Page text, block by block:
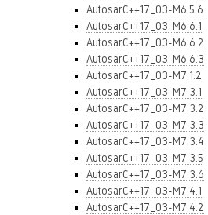
AutosarC++17_03-M6.5.6
AutosarC++17_03-M6.6.1
AutosarC++17_03-M6.6.2
AutosarC++17_03-M6.6.3
AutosarC++17_03-M7.1.2
AutosarC++17_03-M7.3.1
AutosarC++17_03-M7.3.2
AutosarC++17_03-M7.3.3
AutosarC++17_03-M7.3.4
AutosarC++17_03-M7.3.5
AutosarC++17_03-M7.3.6
AutosarC++17_03-M7.4.1
AutosarC++17_03-M7.4.2